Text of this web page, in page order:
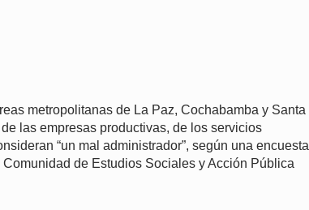
metropolitanas de La Paz, Cochabamba y Santa
las empresas productivas, de los servicios
“un mal administrador”, según una encuesta
de Estudios Sociales y Acción Pública